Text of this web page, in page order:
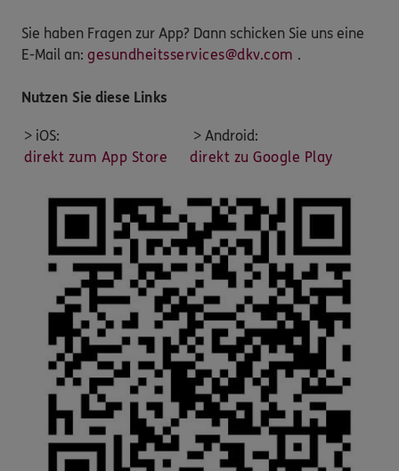
Sie haben Fragen zur App? Dann schicken Sie uns eine
E-Mail an: gesundheitsservices@dkv.com .
Nutzen Sie diese Links
> iOS:
direkt zum App Store
> Android:
direkt zu Google Play